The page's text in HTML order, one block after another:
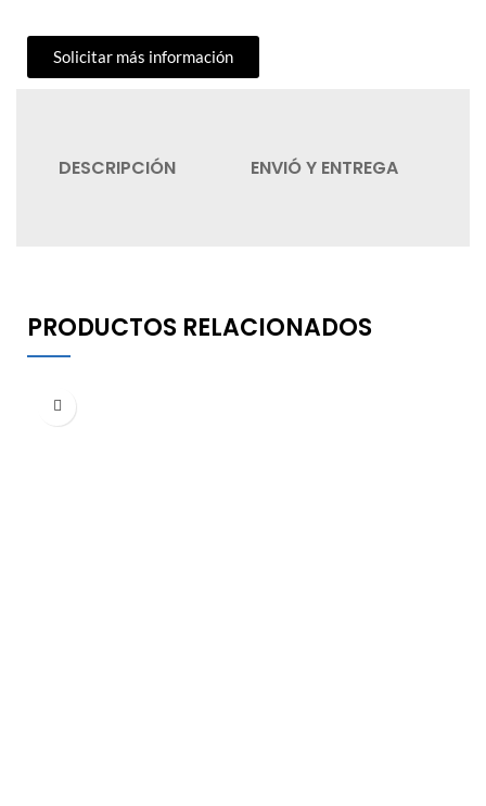
Solicitar más información
DESCRIPCIÓN ENVIÓ Y ENTREGA
PRODUCTOS RELACIONADOS